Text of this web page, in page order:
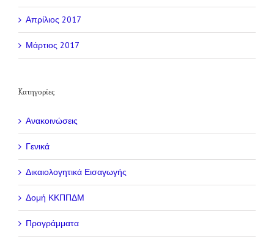
Απρίλιος 2017
Μάρτιος 2017
Kατηγορίες
Ανακοινώσεις
Γενικά
Δικαιολογητικά Εισαγωγής
Δομή ΚΚΠΠΔΜ
Προγράμματα